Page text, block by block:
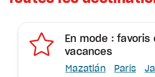
En mode : favoris
vacances
Mazatlán Paris